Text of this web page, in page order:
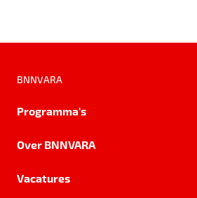
BNNVARA
Programma's
Over BNNVARA
Vacatures